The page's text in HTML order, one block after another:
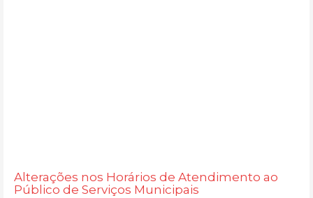
Alterações nos Horários de Atendimento ao
Público de Serviços Municipais